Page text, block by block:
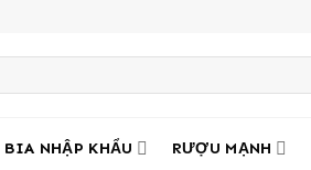
BIA NHẬP KHẨU RƯỢU MẠNH